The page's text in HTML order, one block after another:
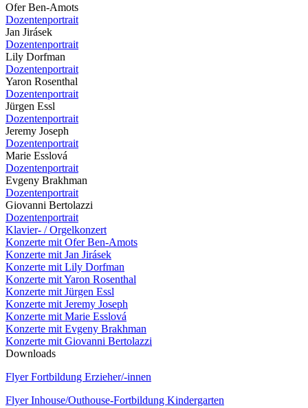
Ofer Ben-Amots
Dozentenportrait
Jan Jirásek
Dozentenportrait
Lily Dorfman
Dozentenportrait
Yaron Rosenthal
Dozentenportrait
Jürgen Essl
Dozentenportrait
Jeremy Joseph
Dozentenportrait
Marie Esslová
Dozentenportrait
Evgeny Brakhman
Dozentenportrait
Giovanni Bertolazzi
Dozentenportrait
Klavier- / Orgelkonzert
Konzerte mit Ofer Ben-Amots
Konzerte mit Jan Jirásek
Konzerte mit Lily Dorfman
Konzerte mit Yaron Rosenthal
Konzerte mit Jürgen Essl
Konzerte mit Jeremy Joseph
Konzerte mit Marie Esslová
Konzerte mit Evgeny Brakhman
Konzerte mit Giovanni Bertolazzi
Downloads
Flyer Fortbildung Erzieher/-innen
Flyer Inhouse/Outhouse-Fortbildung Kindergarten